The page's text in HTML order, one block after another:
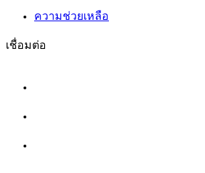
ความช่วยเหลือ
เชื่อมต่อ